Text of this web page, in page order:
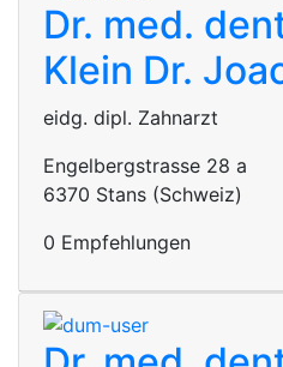
Dr. med.
Klein Dr.
eidg. dipl. Zahnarzt
Engelbergstrasse 28 a
6370 Stans (Schweiz)
0 Empfehlungen